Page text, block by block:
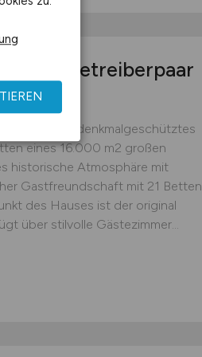
und Betreiberpaar
Garni ist ein denkmalgeschütztes
eines 16.000 m2 großen
historische Atmosphäre mit
Gastfreundschaft mit 21 Betten
des Hauses ist der original
über stilvolle Gästezimmer...